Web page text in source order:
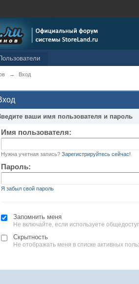
→ Вход
ваши имя пользователя и пароль
Имя пользователя:
Нужна учетная запись? Зарегистрируйтесь сейчас!
Пароль:
Я забыл свой пароль
Запомнить меня
Не включайте, если используете
Скрытность
Не отображать меня в списке активных